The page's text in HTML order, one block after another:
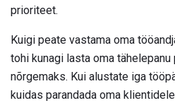
prioriteet.
Kuigi peate vastama oma
tohi kunagi lasta oma
nõrgemaks. Kui alustate iga
kuidas parandada oma